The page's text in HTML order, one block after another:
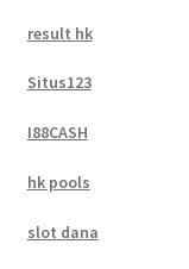
result hk
Situs123
I88CASH
hk pools
slot dana